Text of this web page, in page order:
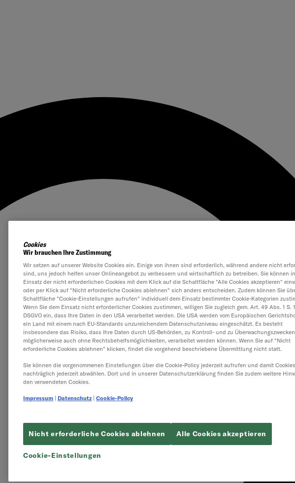
Cookies
Wir brauchen Ihre Zustimmung
Wir setzen auf unserer Website Cookies ein. Einige von ihnen sind erforderlich, während andere nicht
sind, uns jedoch helfen unser Onlineangebot zu verbessern und wirtschaftlich zu betreiben. Sie können
Einsatz der nicht erforderlichen Cookies mit dem Klick auf die Schaltfläche "Alle Cookies akzeptieren"
oder per Klick auf "Nicht erforderliche Cookies ablehnen" sich anders entscheiden. Zudem können Sie
Schaltfläche "Cookie-Einstellungen aufrufen" individuell dem Einsatz bestimmter Cookie-Kategorien
Wenn Sie dem Einsatz nicht erforderlicher Cookies zustimmen, willigen Sie zugleich gem. Art. 49 Abs. 1 S.
DSGVO ein, dass Ihre Daten in den USA verarbeitet werden. Die USA werden vom Europäischen
ein Land mit einem nach EU-Standards unzureichendem Datenschutzniveau eingeschätzt. Es besteht
insbesondere das Risiko, dass Ihre Daten durch US-Behörden, zu Kontroll- und zu
möglicherweise auch ohne Rechtsbehelfsmöglichkeiten, verarbeitet werden können. Wenn Sie auf "Nicht
erforderliche Cookies ablehnen" klicken, findet die vorgehend beschriebene Übermittlung nicht statt.
Sie können die vorgenommenen Einstellungen über die Cookie-Policy jederzeit aufrufen und damit
nachträglich jederzeit abwählen. Dort und in unserer Datenschutzerklärung finden Sie zudem weitere
den verwendeten Cookies.
Impressum Datenschutz| Cookie-Policy
Cookie-Einstellungen
Nicht erforderliche Cookies ablehnen Alle Cookies akzeptieren